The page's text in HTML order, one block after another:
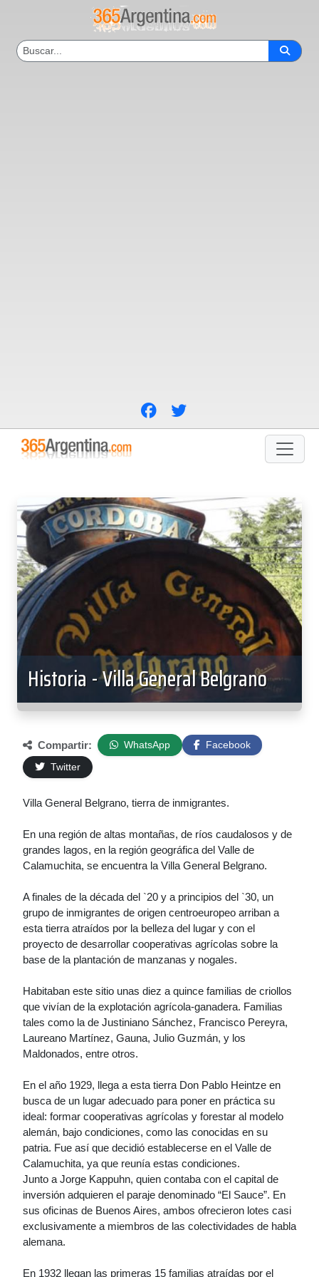
Historia - Villa General Belgrano
Compartir: WhatsApp
Facebook
Twitter
Villa General Belgrano, tierra de inmigrantes.
En una región de altas montañas, de ríos caudalosos y de
grandes lagos, en la región geográfica del Valle de
Calamuchita, se encuentra la Villa General Belgrano.
A finales de la década del `20 y a principios del `30, un
grupo de inmigrantes de origen centroeuropeo arriban a
esta tierra atraídos por la belleza del lugar y con el
proyecto de desarrollar cooperativas agrícolas sobre la
base de la plantación de manzanas y nogales.
Habitaban este sitio unas diez a quince familias de criollos
que vivían de la explotación agrícola-ganadera. Familias
tales como la de Justiniano Sánchez, Francisco Pereyra,
Laureano Martínez, Gauna, Julio Guzmán, y los
Maldonados, entre otros.
En el año 1929, llega a esta tierra Don Pablo Heintze en
busca de un lugar adecuado para poner en práctica su
ideal: formar cooperativas agrícolas y forestar al modelo
alemán, bajo condiciones, como las conocidas en su
patria. Fue así que decidió establecerse en el Valle de
Calamuchita, ya que reunía estas condiciones.
Junto a Jorge Kappuhn, quien contaba con el capital de
inversión adquieren el paraje denominado “El Sauce”. En
sus oficinas de Buenos Aires, ambos ofrecieron lotes casi
exclusivamente a miembros de las colectividades de habla
alemana.
En 1932 llegan las primeras 15 familias atraídas por el